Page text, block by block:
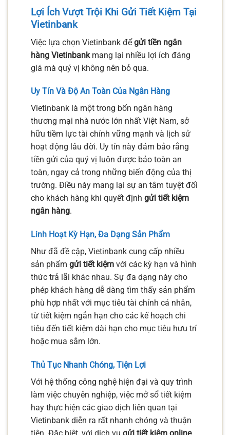
Lợi Ích Vượt Trội Khi Gửi Tiết Kiệm Tại
Vietinbank
Việc lựa chọn Vietinbank đểgửi tiền ngân
hàng Vietinbankmang lại nhiều lợi ích đáng
giá mà quý vị không nên bỏ qua.
Uy Tín Và Độ An Toàn Của Ngân Hàng
Vietinbank là một trong bốn ngân hàng
thương mại nhà nước lớn nhất Việt Nam, sở
hữu tiềm lực tài chính vững mạnh và lịch sử
hoạt động lâu đời. Uy tín này đảm bảo rằng
tiền gửi của quý vị luôn được bảo toàn an
toàn, ngay cả trong những biến động của thị
trường. Điều này mang lại sự an tâm tuyệt đối
cho khách hàng khi quyết định gửi tiết kiệm
ngân hàng.
Linh Hoạt Kỳ Hạn, Đa Dạng Sản Phẩm
Như đã đề cập, Vietinbank cung cấp nhiều
sản phẩm gửi tiết kiệm với các kỳ hạn và hình
thức trả lãi khác nhau. Sự đa dạng này cho
phép khách hàng dễ dàng tìm thấy sản phẩm
phù hợp nhất với mục tiêu tài chính cá nhân,
từ tiết kiệm ngắn hạn cho các kế hoạch chi
tiêu đến tiết kiệm dài hạn cho mục tiêu hưu trí
hoặc mua sắm lớn.
Thủ Tục Nhanh Chóng, Tiện Lợi
Với hệ thống công nghệ hiện đại và quy trình
làm việc chuyên nghiệp, việc mở sổ tiết kiệm
hay thực hiện các giao dịch liên quan tại
Vietinbank diễn ra rất nhanh chóng và thuận